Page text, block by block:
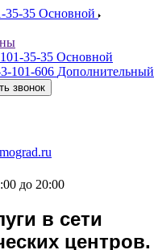
35-35 Основной
35-35 Основной
101-606 Дополнительный
звонок
до 20:00
в сети
центров.